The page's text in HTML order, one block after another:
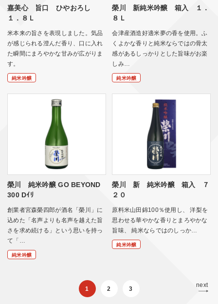
嘉美心 旨口 ひやおろし
１．８Ｌ
米本来の旨さを表現しました。気品
が感じられる澄んだ香り、口に入れ
た瞬間にまろやかな甘みが広がりま
す。
純米吟醸
榮川 新純米吟醸 箱入 １．
８Ｌ
会津産酒造好適米夢の香を使用。ふ
くよかな香りと純米ならではの骨太
感があるしっかりとした旨味がお楽
しみ…
純米吟醸
榮川 純米吟醸 GO BEYOND
300 Dｲﾘ
創業者宮森榮四郎が酒名「榮川」に
込めた「名声よりも名声を越えた旨
さを求め続ける」という思いを持っ
て「…
純米吟醸
榮川 新 純米吟醸 箱入 ７
２０
原料米山田錦100％使用し、 洋梨を
思わせる華やかな香りとまろやかな
旨味、 純米ならではのしっか…
純米吟醸
1 2 3
next